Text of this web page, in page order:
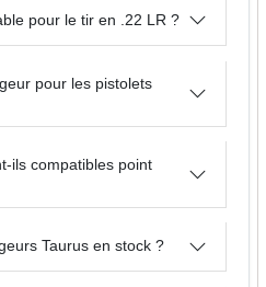
pour le tir en .22 LR ?
pour les pistolets
ils compatibles point
Taurus en stock ?